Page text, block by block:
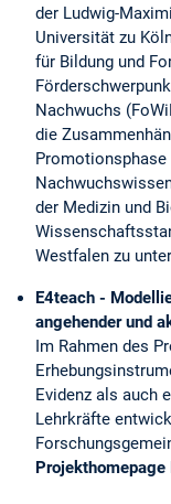
der Ludwig-
Universität zu
für Bildung und
Nachwuchs
die
Promotionsphase
der Medizin und
Westfalen zu
E4teach -
angehender und
Im Rahmen des
Evidenz als auch
Lehrkräfte
Projekthomepage